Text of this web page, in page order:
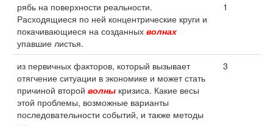
рябь на поверхности реальности.
Расходящиеся по ней концентрические круги и
покачивающиеся на созданных волнах
упавшие листья.
1
из первичных факторов, который вызывает
отягчение ситуации в экономике и может стать
причиной второй волны кризиса. Какие весы
этой проблемы, возможные варианты
последовательности событий, и также методы
3